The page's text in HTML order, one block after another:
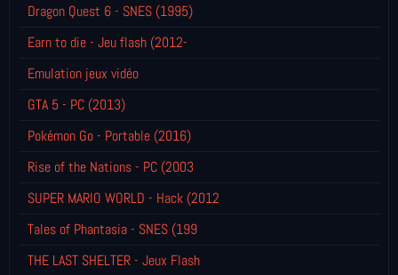
Dragon Quest 6 - SNES (1995)
Earn to die - Jeu flash (2012-
Emulation jeux vidéo
GTA 5 - PC (2013)
Pokémon Go - Portable (2016)
Rise of the Nations - PC (2003
SUPER MARIO WORLD - Hack (2012
Tales of Phantasia - SNES (199
THE LAST SHELTER - Jeux Flash